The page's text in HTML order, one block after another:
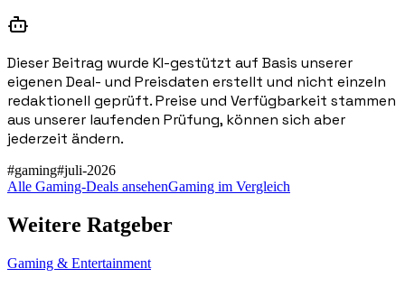
Dieser Beitrag wurde KI-gestützt auf Basis unserer
eigenen Deal- und Preisdaten erstellt und nicht einzeln
redaktionell geprüft. Preise und Verfügbarkeit stammen
aus unserer laufenden Prüfung, können sich aber
jederzeit ändern.
#gaming#juli-2026
Alle Gaming-Deals ansehenGaming im Vergleich
Weitere Ratgeber
Gaming & Entertainment